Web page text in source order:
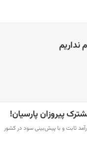
پیروزان پارسیان!
ثابت و با پیش‌بینی سود در کشور